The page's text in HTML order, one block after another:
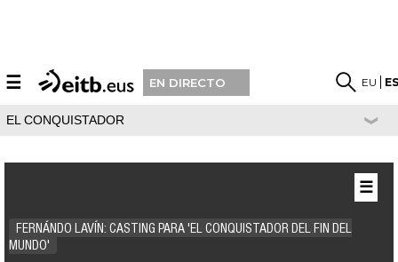
☰ EN DIRECTO EU
EL CONQUISTADOR
FERNÁNDO LAVÍN: CASTING PARA 'EL CONQUISTADOR DEL FIN DEL
MUNDO'
☰